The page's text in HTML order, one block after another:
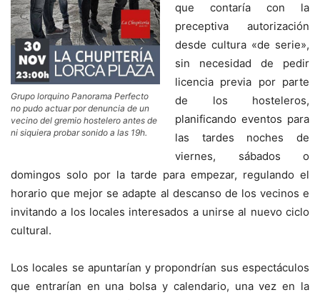
Grupo lorquino Panorama Perfecto
no pudo actuar por denuncia de un
vecino del gremio hostelero antes de
ni siquiera probar sonido a las 19h.
que contaría con la
preceptiva autorización
desde cultura «de serie»,
sin necesidad de pedir
licencia previa por parte
de los hosteleros,
planificando eventos para
las tardes noches de
viernes, sábados o
domingos solo por la tarde para empezar, regulando el
horario que mejor se adapte al descanso de los vecinos e
invitando a los locales interesados a unirse al nuevo ciclo
cultural.
Los locales se apuntarían y propondrían sus espectáculos
que entrarían en una bolsa y calendario, una vez en la